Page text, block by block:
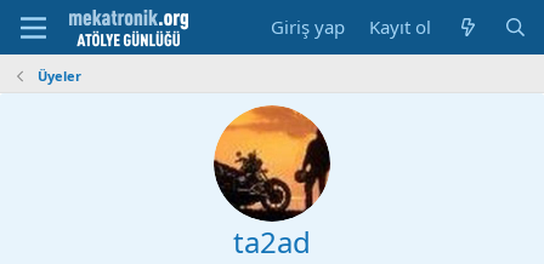
Giriş yap Kayıt ol
Üyeler
ta2ad